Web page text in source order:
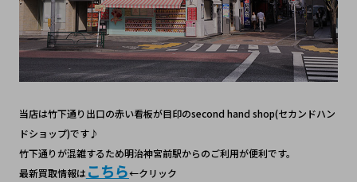
当店は竹下通り出口の赤い看板が目印のsecond hand shop(セカンドハン
ドショップ)です♪
竹下通りが混雑するため明治神宮前駅からのご利用が便利です。
最新買取情報はこちら←クリック